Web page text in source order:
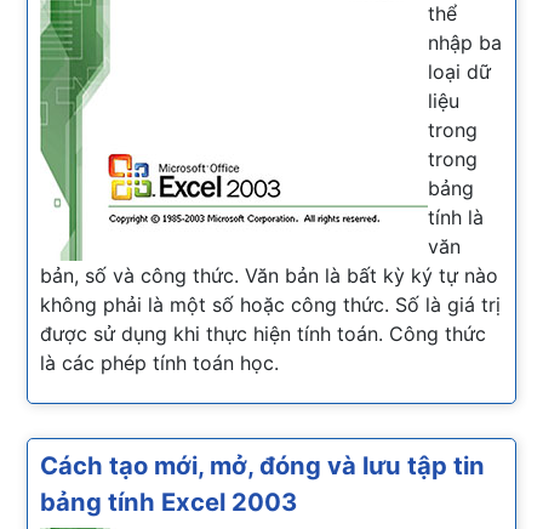
thể
nhập ba
loại dữ
liệu
trong
trong
bảng
tính là
văn
bản, số và công thức. Văn bản là bất kỳ ký tự nào
không phải là một số hoặc công thức. Số là giá trị
được sử dụng khi thực hiện tính toán. Công thức
là các phép tính toán học.
Cách tạo mới, mở, đóng và lưu tập tin
bảng tính Excel 2003